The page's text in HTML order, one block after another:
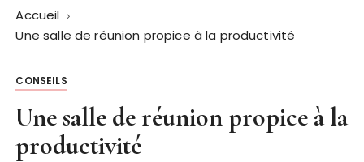
Accueil
Une salle de réunion propice à la productivité
CONSEILS
Une salle de réunion propice à la
productivité